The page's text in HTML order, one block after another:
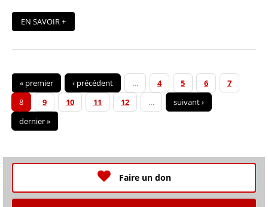
EN SAVOIR +
« premier ‹ précédent … 4 5 6
7
8
9 10 11 12 …
suivant ›
dernier »
Faire un don